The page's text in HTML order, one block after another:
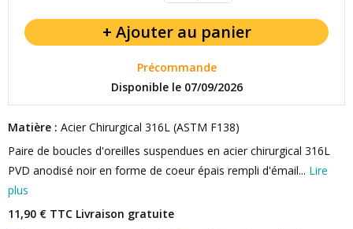
Précommande
Disponible le 07/09/2026
Matière : Acier Chirurgical 316L (ASTM F138)
Paire de boucles d'oreilles suspendues en acier chirurgical 316L
PVD anodisé noir en forme de coeur épais rempli d'émail... Lire
plus
11,90 € TTC Livraison gratuite